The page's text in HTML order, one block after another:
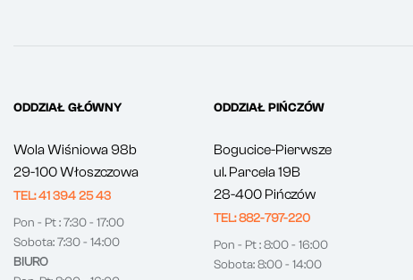
ODDZIAŁ GŁÓWNY
Wola Wiśniowa 98b
29-100 Włoszczowa
TEL: 41 394 25 43
Pon - Pt : 7:30 - 17:00
Sobota: 7:30 - 14:00
BIURO
ODDZIAŁ PIŃCZÓW
Bogucice-Pierwsze
ul. Parcela 19B
28-400 Pińczów
TEL: 882-797-220
Pon - Pt : 8:00 - 16:00
Sobota: 8:00 - 14:00